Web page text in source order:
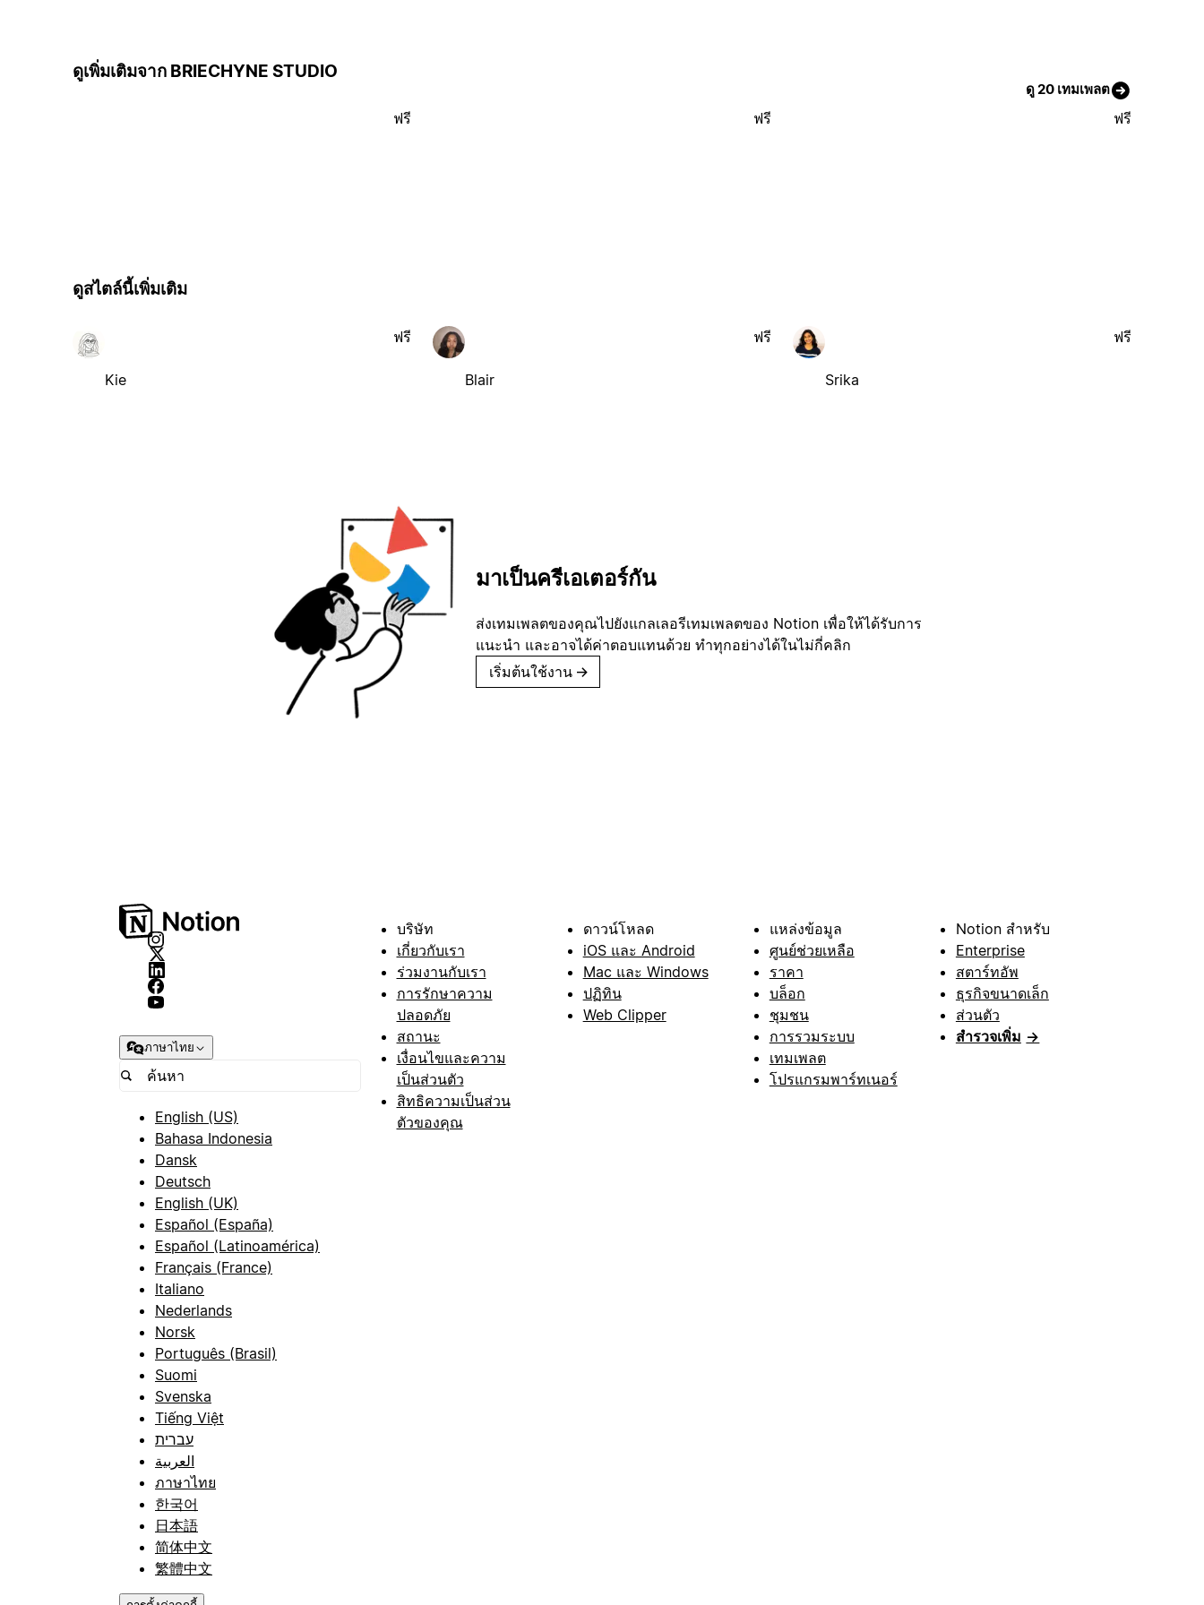
ดูเพิ่มเติมจาก BRIECHYNE STUDIO
ดู 20 เทมเพลต
ฟรี ฟรี ฟรี
ดูสไตล์นี้เพิ่มเติม
Kie
ฟรี
Blair
ฟรี
Srika
ฟรี
มาเป็นครีเอเตอร์กัน
ส่งเทมเพลตของคุณไปยังแกลเลอรีเทมเพลตของ Notion เพื่อให้ได้รับการ
แนะนำ และอาจได้ค่าตอบแทนด้วย ทำทุกอย่างได้ในไม่กี่คลิก
เริ่มต้นใช้งาน →
ภาษาไทย
English (US)
Bahasa Indonesia
Dansk
Deutsch
English (UK)
Español (España)
Español (Latinoamérica)
Français (France)
Italiano
Nederlands
Norsk
Português (Brasil)
Suomi
Svenska
Tiếng Việt
עברית
العربية
ภาษาไทย
한국어
日本語
简体中文
繁體中文
บริษัท
เกี่ยวกับเรา
ร่วมงานกับเรา
การรักษาความ
ปลอดภัย
สถานะ
เงื่อนไขและความ
เป็นส่วนตัว
สิทธิความเป็นส่วน
ตัวของคุณ
ดาวน์โหลด
iOS และ Android
Mac และ Windows
ปฏิทิน
Web Clipper
แหล่งข้อมูล
ศูนย์ช่วยเหลือ
ราคา
บล็อก
ชุมชน
การรวมระบบ
เทมเพลต
โปรแกรมพาร์ทเนอร์
Notion สำหรับ
Enterprise
สตาร์ทอัพ
ธุรกิจขนาดเล็ก
ส่วนตัว
สำรวจเพิ่ม →